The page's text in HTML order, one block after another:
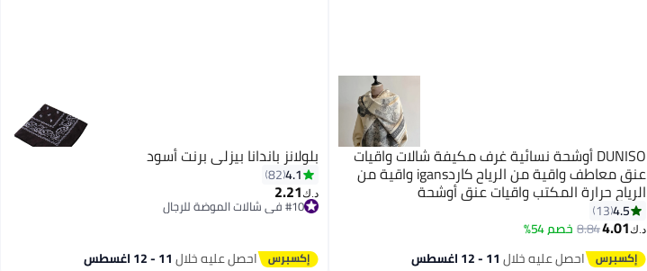
DUNISO أوشحة نسائية غرف مكيفة شالات واقيات
عنق معاطف واقية من الرياح كاردigans واقية من
الرياح حرارة المكتب واقيات عنق أوشحة
4.5
13
د.ك‏4.01
8.84خصم 54%
احصل عليه خلال11 - 12 اغسطس
11
بلولانز باندانا بيزلي برنت أسود
4.1
82
د.ك‏2.21
#10 في شالات الموضة للرجال
احصل عليه خلال11 - 12 اغسطس